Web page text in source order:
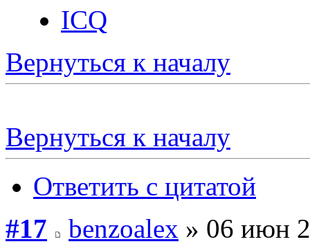
ICQ
Вернуться к началу
Вернуться к началу
Ответить с цитатой
#17
benzoalex » 06 июн